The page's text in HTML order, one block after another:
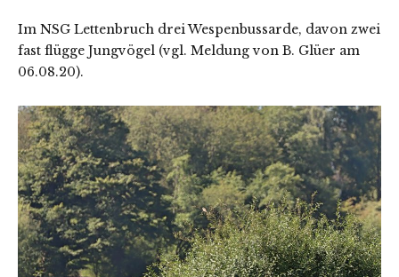
Im NSG Lettenbruch drei Wespenbussarde, davon zwei
fast flügge Jungvögel (vgl. Meldung von B. Glüer am
06.08.20).